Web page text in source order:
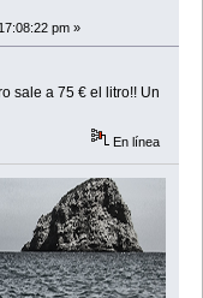
pm »
sale a 75 € el litro!! Un
En línea